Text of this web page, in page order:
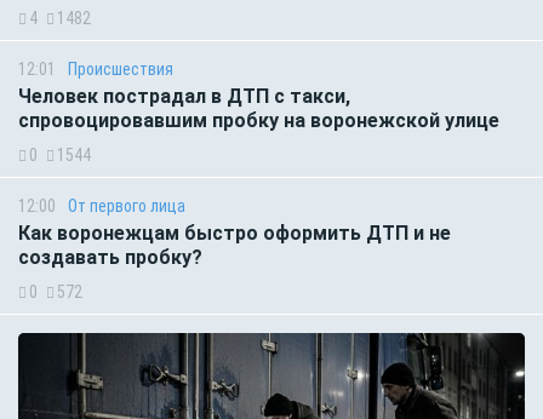
4 1482
12:01 Происшествия
Человек пострадал в ДТП с такси,
спровоцировавшим пробку на воронежской улице
0 1544
12:00 От первого лица
Как воронежцам быстро оформить ДТП и не
создавать пробку?
0 572